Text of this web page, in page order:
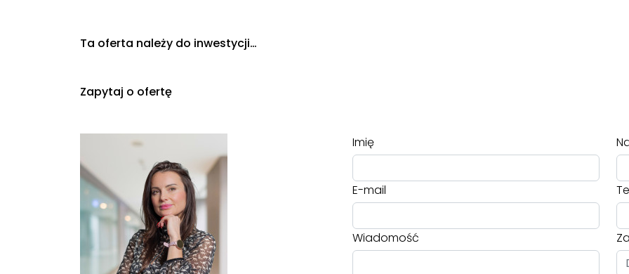
Ta oferta należy do inwestycji…
Zapytaj o ofertę
Imię
E-mail
Wiadomość